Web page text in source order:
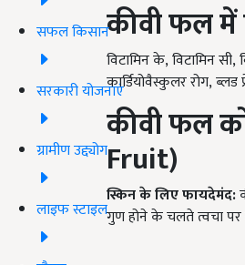
सफल किसान
सरकारी योजनाएं
ग्रामीण उद्द्योग
लाइफ स्टाइल
कीवी फल में
विटामिन के, विटामिन
कार्डियोवैस्कुलर रोग,
कीवी फल
Fruit)
स्किन के लिए फायदेमंद:
गुण होने के चलते त्वचा